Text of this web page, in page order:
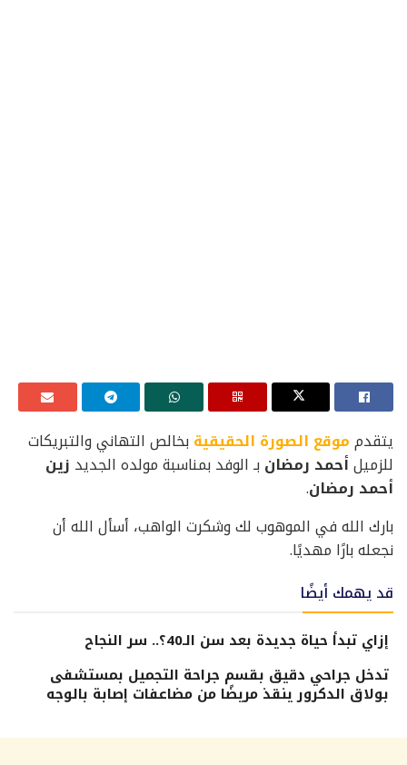
يتقدمموقع الصورة الحقيقيةبخالص التهاني والتبريكات
للزميلأحمد رمضانبـ الوفد بمناسبة مولده الجديد زين
أحمد رمضان.
بارك الله في الموهوب لك وشكرت الواهب، أسأل الله أن
نجعله بارًا مهديًا.
قد يهمك أيضًا
إزاي تبدأ حياة جديدة بعد سن الـ40؟.. سر النجاح
تدخل جراحي دقيق بقسم جراحة التجميل بمستشفى
بولاق الدكرور ينقذ مريضًا من مضاعفات إصابة بالوجه